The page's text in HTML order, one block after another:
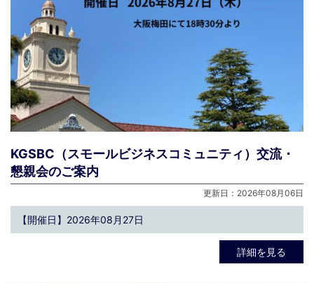
KGSBC（スモールビジネスコミュニティ）交流・
懇親会のご案内
更新日：2026年08月06日
【開催日】2026年08月27日
詳細を見る